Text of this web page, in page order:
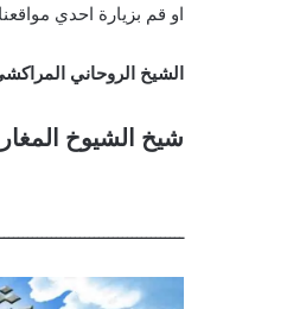
او قم بزيارة احدي مواقعنا
الشيخ الروحاني
شيخ الشيوخ